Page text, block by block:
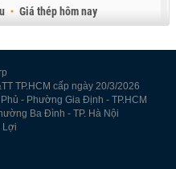
Giá thép hôm nay
TP.HCM cấp ngày 20/3/2026
- Phường Gia Định - TP.HCM
Ba Đình - TP. Hà Nội
Lợi